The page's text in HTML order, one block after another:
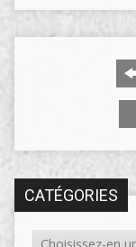
CATÉGORIES